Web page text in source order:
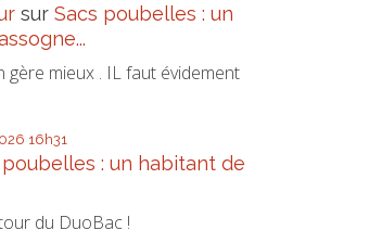
surSacs poubelles : un
gère mieux . IL faut évidement
16h31
poubelles : un habitant de
du DuoBac !